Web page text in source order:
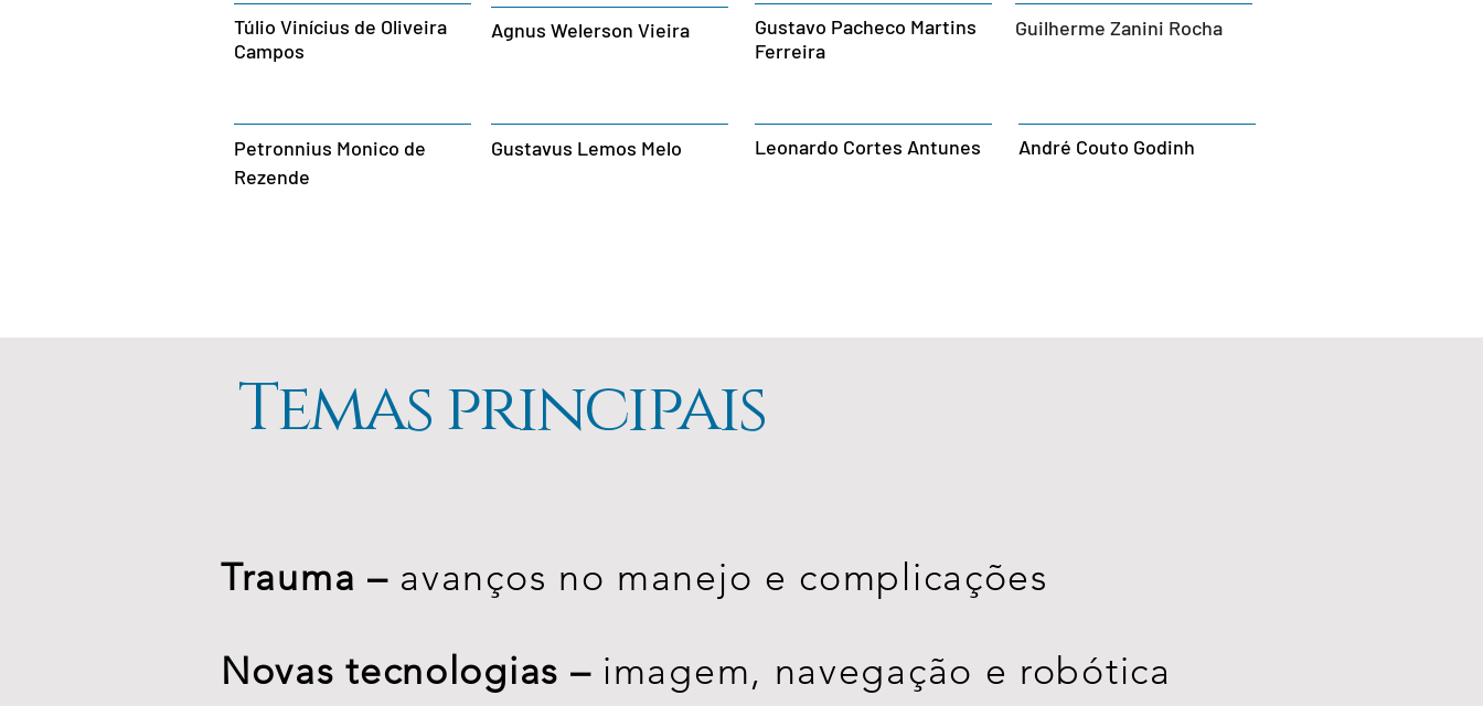
Túlio Vinícius de Oliveira
Campos
Agnus Welerson Vieira
Gustavo Pacheco Martins
Ferreira
Guilherme Zanini Rocha
Petronnius Monico de
Rezende
Gustavus Lemos Melo Leonardo Cortes Antunes André Couto Godinh
Temas principais
Trauma – avanços no manejo e complicações
Novas tecnologias – imagem, navegação e robótica